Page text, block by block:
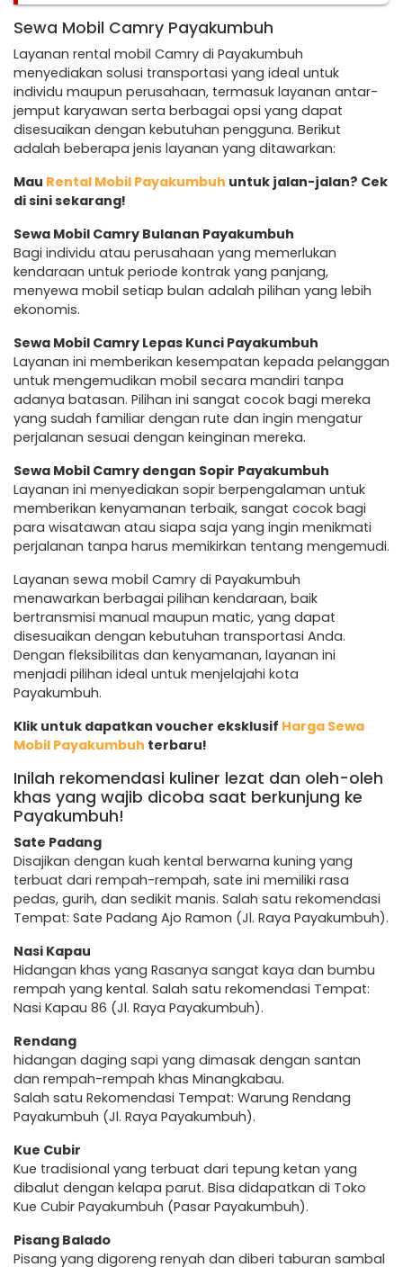
Sewa Mobil Camry Payakumbuh
Layanan rental mobil Camry di Payakumbuh
menyediakan solusi transportasi yang ideal untuk
individu maupun perusahaan, termasuk layanan antar-
jemput karyawan serta berbagai opsi yang dapat
disesuaikan dengan kebutuhan pengguna. Berikut
adalah beberapa jenis layanan yang ditawarkan:
Mau Rental Mobil Payakumbuh untuk jalan-jalan? Cek
di sini sekarang!
Sewa Mobil Camry Bulanan Payakumbuh
Bagi individu atau perusahaan yang memerlukan
kendaraan untuk periode kontrak yang panjang,
menyewa mobil setiap bulan adalah pilihan yang lebih
ekonomis.
Sewa Mobil Camry Lepas Kunci Payakumbuh
Layanan ini memberikan kesempatan kepada pelanggan
untuk mengemudikan mobil secara mandiri tanpa
adanya batasan. Pilihan ini sangat cocok bagi mereka
yang sudah familiar dengan rute dan ingin mengatur
perjalanan sesuai dengan keinginan mereka.
Sewa Mobil Camry dengan Sopir Payakumbuh
Layanan ini menyediakan sopir berpengalaman untuk
memberikan kenyamanan terbaik, sangat cocok bagi
para wisatawan atau siapa saja yang ingin menikmati
perjalanan tanpa harus memikirkan tentang mengemudi.
Layanan sewa mobil Camry di Payakumbuh
menawarkan berbagai pilihan kendaraan, baik
bertransmisi manual maupun matic, yang dapat
disesuaikan dengan kebutuhan transportasi Anda.
Dengan fleksibilitas dan kenyamanan, layanan ini
menjadi pilihan ideal untuk menjelajahi kota
Payakumbuh.
Klik untuk dapatkan voucher eksklusif Harga Sewa
Mobil Payakumbuh terbaru!
Inilah rekomendasi kuliner lezat dan oleh-oleh
khas yang wajib dicoba saat berkunjung ke
Payakumbuh!
Sate Padang
Disajikan dengan kuah kental berwarna kuning yang
terbuat dari rempah-rempah, sate ini memiliki rasa
pedas, gurih, dan sedikit manis. Salah satu rekomendasi
Tempat: Sate Padang Ajo Ramon (Jl. Raya Payakumbuh).
Nasi Kapau
Hidangan khas yang Rasanya sangat kaya dan bumbu
rempah yang kental. Salah satu rekomendasi Tempat:
Nasi Kapau 86 (Jl. Raya Payakumbuh).
Rendang
hidangan daging sapi yang dimasak dengan santan
dan rempah-rempah khas Minangkabau.
Salah satu Rekomendasi Tempat: Warung Rendang
Payakumbuh (Jl. Raya Payakumbuh).
Kue Cubir
Kue tradisional yang terbuat dari tepung ketan yang
dibalut dengan kelapa parut. Bisa didapatkan di Toko
Kue Cubir Payakumbuh (Pasar Payakumbuh).
Pisang Balado
Pisang yang digoreng renyah dan diberi taburan sambal